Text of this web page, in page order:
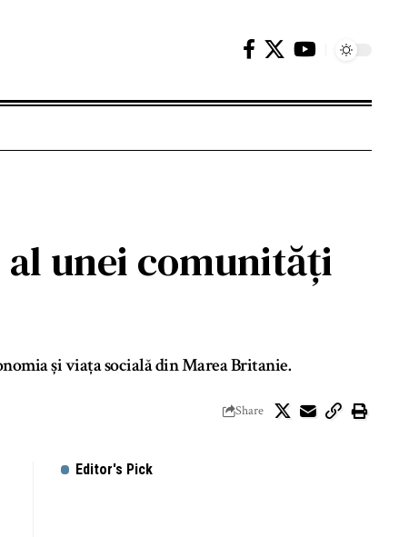
unei comunități
și viața socială din Marea Britanie.
Share
Editor's Pick